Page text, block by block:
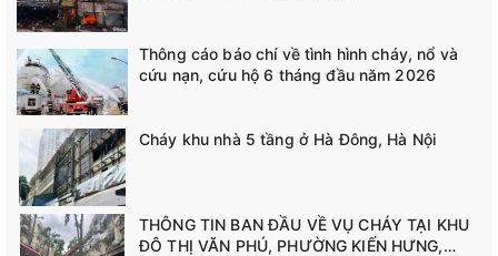
Thông cáo báo chí về tình hình cháy, nổ và
cứu nạn, cứu hộ 6 tháng đầu năm 2026
Cháy khu nhà 5 tầng ở Hà Đông, Hà Nội
THÔNG TIN BAN ĐẦU VỀ VỤ CHÁY TẠI KHU
ĐÔ THỊ VĂN PHÚ, PHƯỜNG KIẾN HƯNG,